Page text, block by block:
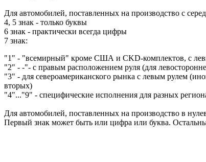
Для автомобилей, поставленных на производство с
4, 5 знак - только буквы
6 знак - практически всегда цифры
7 знак:
"1" - "всемирный" кроме США и CKD-комплектов, с
"2" - -"- с правым расположением руля (для
"3" - для североамериканского рынка с левым рулем
вторых)
"4"..."9" - специфические исполнения для разных
Для автомобилей, поставленных на производство в
Первый знак может быть или цифра или буква.